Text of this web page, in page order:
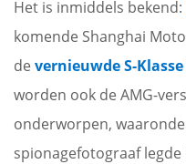
Het is inmiddels bekend:
komende Shanghai
de vernieuwde S-
worden ook de AMG-
onderworpen,
spionagefotograaf